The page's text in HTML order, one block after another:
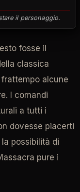
il personaggio.
fosse il
classica
alcune
I comandi
a tutti i
dovesse piacerti
possibilità di
pure i